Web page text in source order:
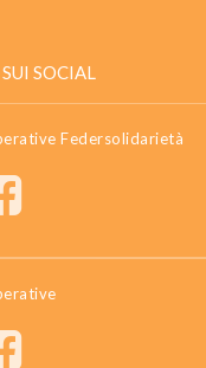
SOCIAL
Federsolidarietà